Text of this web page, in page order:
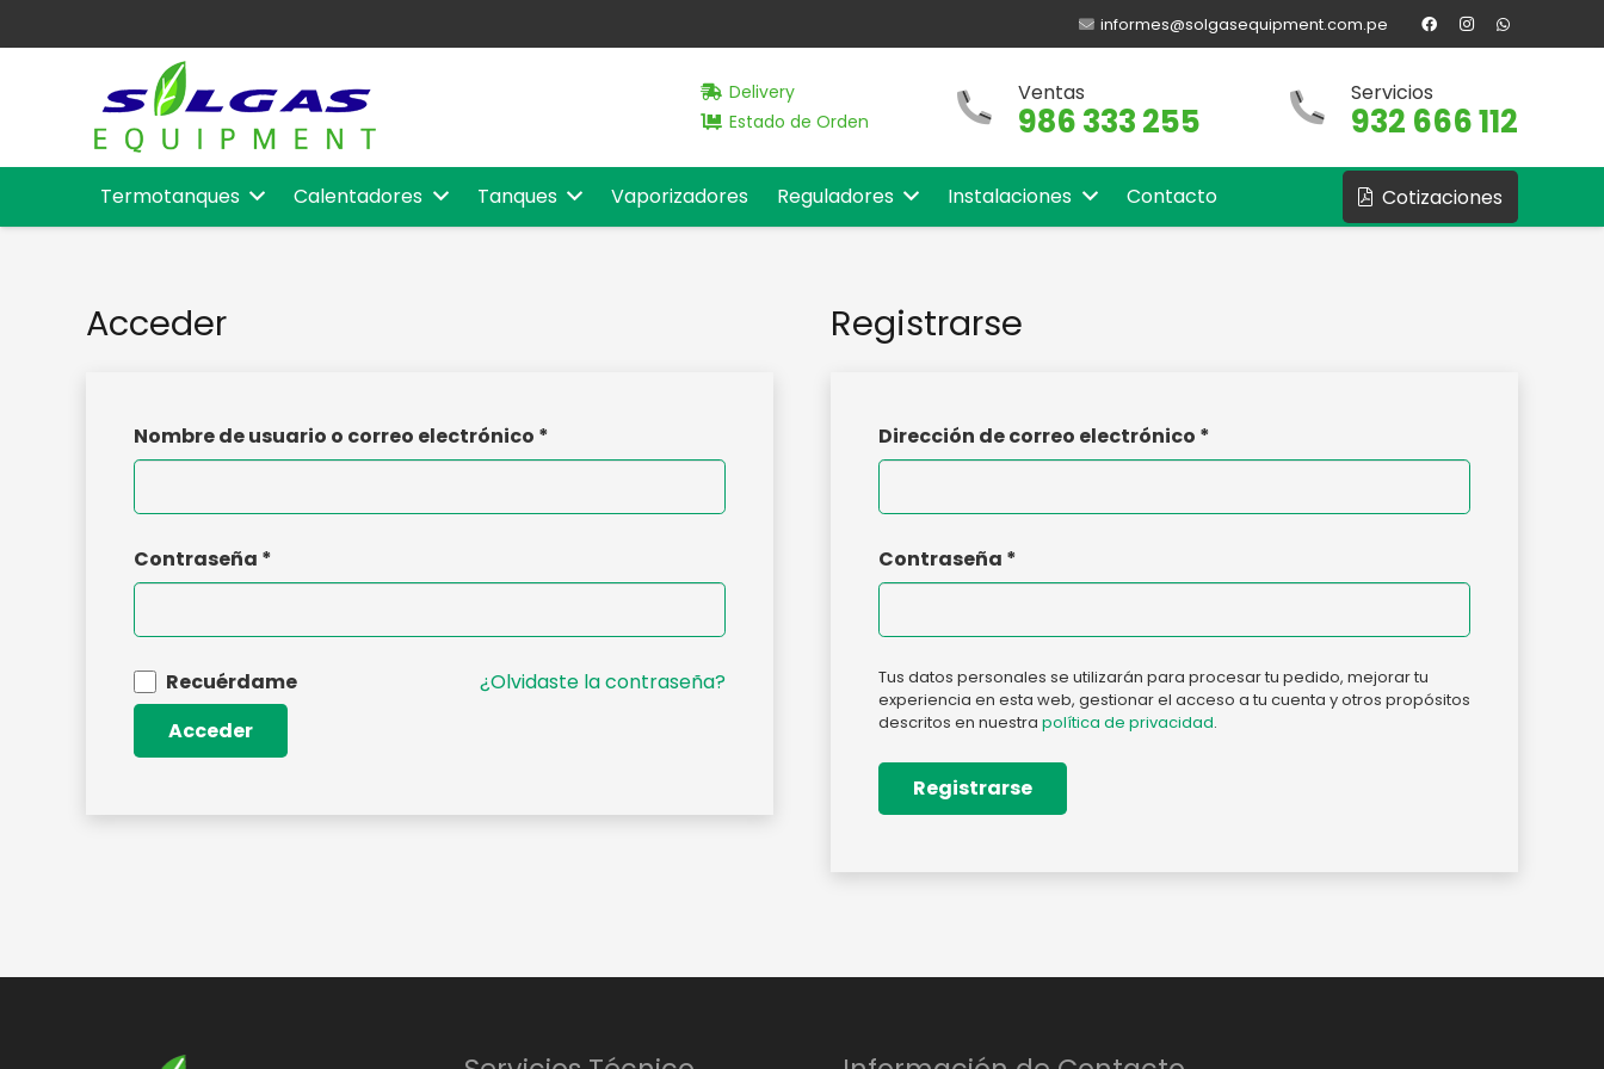
informes@solgasequipment.com.pe
Delivery
Estado de Orden
Ventas
986 333 255
Servicios
932 666 112
Termotanques Calentadores Tanques Vaporizadores Reguladores Instalaciones Contacto Cotizaciones
Acceder
Nombre de usuario o correo electrónico *
Contraseña *
Recuérdame
Acceder
¿Olvidaste la contraseña?
Registrarse
Dirección de correo electrónico *
Contraseña *
Tus datos personales se utilizarán para procesar tu pedido, mejorar tu
experiencia en esta web, gestionar el acceso a tu cuenta y otros propósitos
descritos en nuestra política de privacidad.
Registrarse